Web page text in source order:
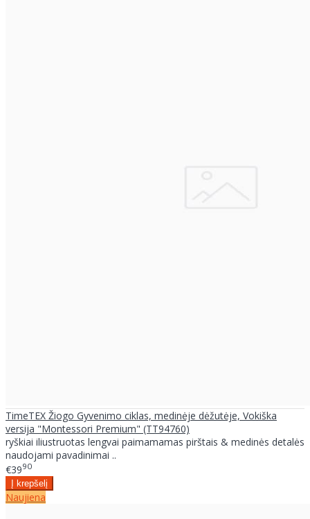
TimeTEX Žiogo Gyvenimo ciklas, medinėje dėžutėje, Vokiška
versija "Montessori Premium" (TT94760)
ryškiai iliustruotas lengvai paimamamas pirštais & medinės detalės
naudojami pavadinimai ..
€3990
Naujiena